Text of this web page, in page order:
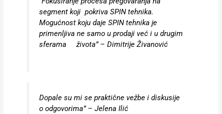
segment koji pokriva SPIN tehnika.
Mogućnost koju daje SPIN tehnika je
primenljiva ne samo u prodaji već i u drugim
sferama života” – Dimitrije Živanović
Dopale su mi se praktične vežbe i diskusije
o odgovorima” – Jelena Ilić